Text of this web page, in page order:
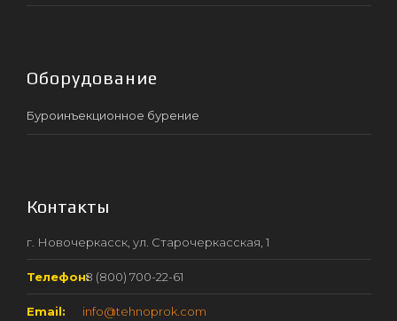
Оборудование
Буроинъекционное бурение
Контакты
г. Новочеркасск, ул. Старочеркасская, 1
Телефон:8 (800) 700-22-61
Email: info@tehnoprok.com